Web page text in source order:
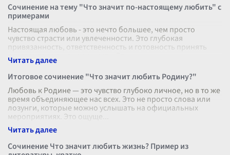
Сочинение на тему "Что значит по-настоящему любить" с
примерами
Настоящая любовь - это нечто большее, чем просто
чувство страсти или увлеченности. Это глубокая
привязанность, ответственность и готовность принять
другого таким, каким он есть. Эт
Итоговое сочинение "Что значит любить Родину?"
Любовь к Родине — это чувство глубоко личное, но в то же
время объединяющее нас всех. Это не просто слова или
лозунги, которые можно услышать на официальных
мероприятиях. Это ощуще
Сочинение Что значит любить жизнь? Пример из